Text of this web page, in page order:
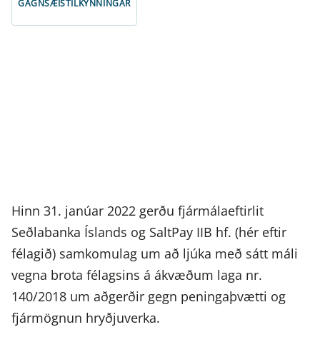
GAGNSÆISTILKYNNINGAR
Hinn 31. janúar 2022 gerðu fjármálaeftirlit
Seðlabanka Íslands og SaltPay IIB hf. (hér eftir
félagið) samkomulag um að ljúka með sátt máli
vegna brota félagsins á ákvæðum laga nr.
140/2018 um aðgerðir gegn peningaþvætti og
fjármögnun hryðjuverka.